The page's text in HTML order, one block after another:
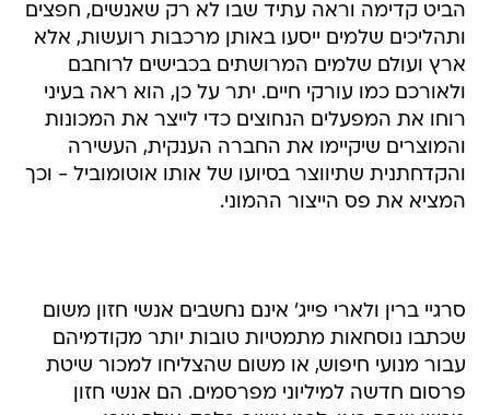
הביט קדימה וראה עתיד שבו לא רק שאנשים, חפצים
ותהליכים שלמים ייסעו באותן מרכבות רועשות, אלא
ארץ ועולם שלמים המרושתים בכבישים לרוחבם
ולאורכם כמו עורקי חיים. יתר על כן, הוא ראה בעיני
רוחו את המפעלים הנחוצים כדי לייצר את המכונות
והמוצרים שיקיימו את החברה הענקית, העשירה
והקדחתנית שתיווצר בסיועו של אותו אוטומוביל - וכך
המציא את פס הייצור ההמוני.
סרגיי ברין ולארי פייג' אינם נחשבים אנשי חזון משום
שכתבו נוסחאות מתמטיות טובות יותר מקודמיהם
עבור מנועי חיפוש, או משום שהצליחו למכור שיטת
פרסום חדשה למיליוני מפרסמים. הם אנשי חזון